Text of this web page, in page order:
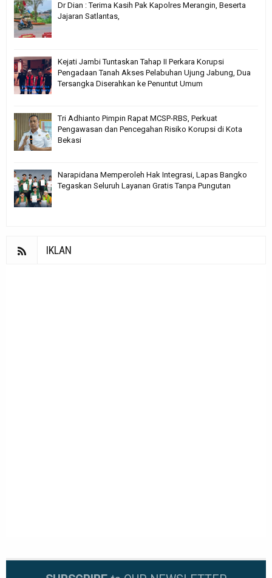
Dr Dian : Terima Kasih Pak Kapolres Merangin, Beserta
Jajaran Satlantas,
Kejati Jambi Tuntaskan Tahap II Perkara Korupsi
Pengadaan Tanah Akses Pelabuhan Ujung Jabung, Dua
Tersangka Diserahkan ke Penuntut Umum
Tri Adhianto Pimpin Rapat MCSP-RBS, Perkuat
Pengawasan dan Pencegahan Risiko Korupsi di Kota
Bekasi
Narapidana Memperoleh Hak Integrasi, Lapas Bangko
Tegaskan Seluruh Layanan Gratis Tanpa Pungutan
IKLAN